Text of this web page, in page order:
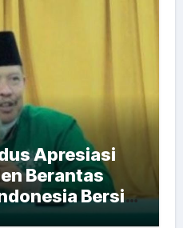
Apresiasi
Berantas
Bersih